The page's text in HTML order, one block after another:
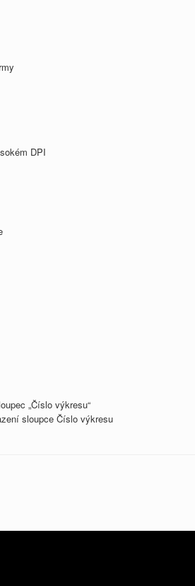
DPI
„Číslo výkresu“
sloupce Číslo výkresu